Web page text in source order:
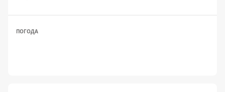
ПОГОДА